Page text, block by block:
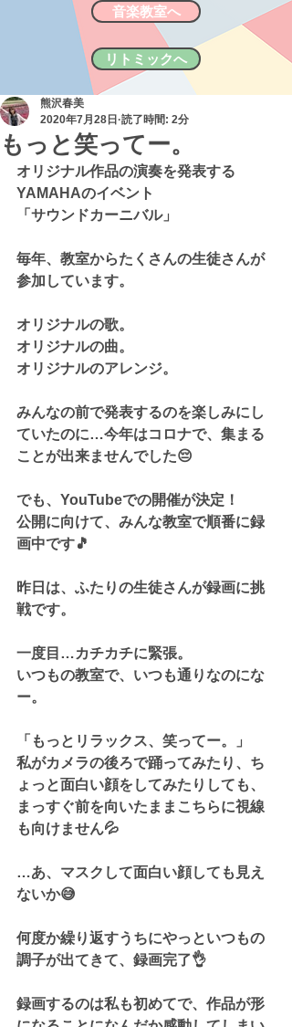
音楽教室へ
リトミックへ
もっと笑ってー。
熊沢春美
2020年7月28日 読了時間: 2分
オリジナル作品の演奏を発表する
YAMAHAのイベント
「サウンドカーニバル」
毎年、教室からたくさんの生徒さんが
参加しています。
オリジナルの歌。
オリジナルの曲。
オリジナルのアレンジ。
みんなの前で発表するのを楽しみにし
ていたのに…今年はコロナで、集まる
ことが出来ませんでした😔
でも、YouTubeでの開催が決定！
公開に向けて、みんな教室で順番に録
画中です🎵
昨日は、ふたりの生徒さんが録画に挑
戦です。
一度目…カチカチに緊張。
いつもの教室で、いつも通りなのにな
ー。
「もっとリラックス、笑ってー。」
私がカメラの後ろで踊ってみたり、ち
ょっと面白い顔をしてみたりしても、
まっすぐ前を向いたままこちらに視線
も向けません💦
…あ、マスクして面白い顔しても見え
ないか😅
何度か繰り返すうちにやっといつもの
調子が出てきて、録画完了👌
録画するのは私も初めてで、作品が形